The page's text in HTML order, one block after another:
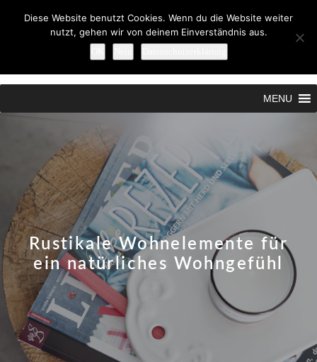
MENU
Rustikale Wohnelemente für
ein natürliches Wohngefühl
Diese Website benutzt Cookies. Wenn du die Website weiter
nutzt, gehen wir von deinem Einverständnis aus.